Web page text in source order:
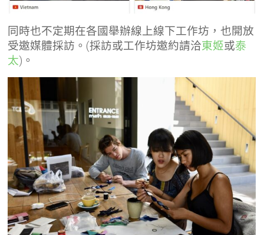
同時也不定期在各國舉辦線上線下工作坊，也開放
受邀媒體採訪。(採訪或工作坊邀約請洽東姬或泰
太)。